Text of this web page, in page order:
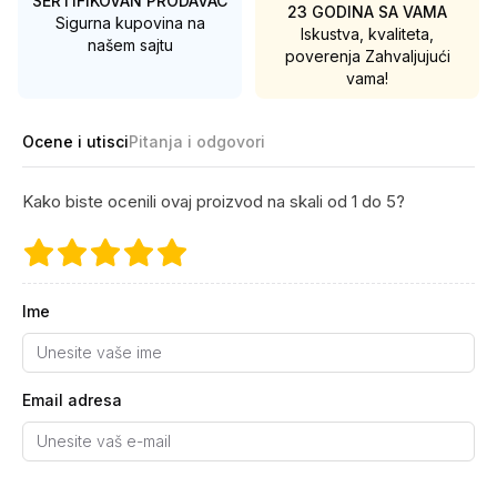
Sigurna kupovina na
našem sajtu
23 GODINA SA VAMA
Iskustva, kvaliteta,
poverenja Zahvaljujući
vama!
Ocene i utisciPitanja i odgovori
Kako biste ocenili ovaj proizvod na skali od 1 do 5?
Ime
Email adresa